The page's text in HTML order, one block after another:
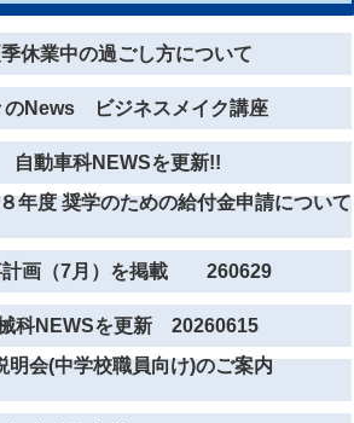
休業中の過ごし方について
のNews ビジネスメイク講座
自動車科NEWSを更新!!
年度 奨学のための給付金申請について
計画（7月）を掲載 260629
科NEWSを更新 20260615
明会(中学校職員向け)のご案内